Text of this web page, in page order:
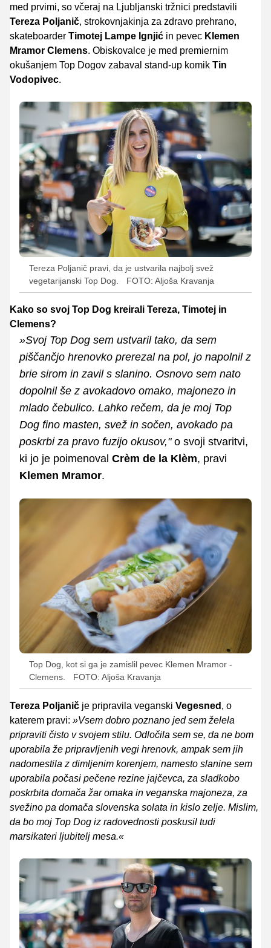
med prvimi, so včeraj na Ljubljanski tržnici predstavili
Tereza Poljanič, strokovnjakinja za zdravo prehrano,
skateboarder Timotej Lampe Ignjić in pevec Klemen
Mramor Clemens. Obiskovalce je med premiernim
okušanjem Top Dogov zabaval stand-up komik Tin
Vodopivec.
Tereza Poljanič pravi, da je ustvarila najbolj svež
vegetarijanski Top Dog.
FOTO: Aljoša Kravanja
Kako so svoj Top Dog kreirali Tereza, Timotej in
Clemens?
»Svoj Top Dog sem ustvaril tako, da sem
piščančjo hrenovko prerezal na pol, jo napolnil z
brie sirom in zavil s slanino. Osnovo sem nato
dopolnil še z avokadovo omako, majonezo in
mlado čebulico. Lahko rečem, da je moj Top
Dog fino masten, svež in sočen, avokado pa
poskrbi za pravo fuzijo okusov,"o svoji stvaritvi,
ki jo je poimenoval Crèm de la Klèm, pravi
Klemen Mramor.
Top Dog, kot si ga je zamislil pevec Klemen Mramor -
Clemens.
FOTO: Aljoša Kravanja
Tereza Poljanič je pripravila veganski Vegesned , o
katerem pravi: »Vsem dobro poznano jed sem želela
pripraviti čisto v svojem stilu. Odločila sem se, da ne bom
uporabila že pripravljenih vegi hrenovk, ampak sem jih
nadomestila z dimljenim korenjem, namesto slanine sem
uporabila počasi pečene rezine jajčevca, za sladkobo
poskrbita domača žar omaka in veganska majoneza, za
svežino pa domača slovenska solata in kislo zelje. Mislim,
da bo moj Top Dog iz radovednosti poskusil tudi
marsikateri ljubitelj mesa.«